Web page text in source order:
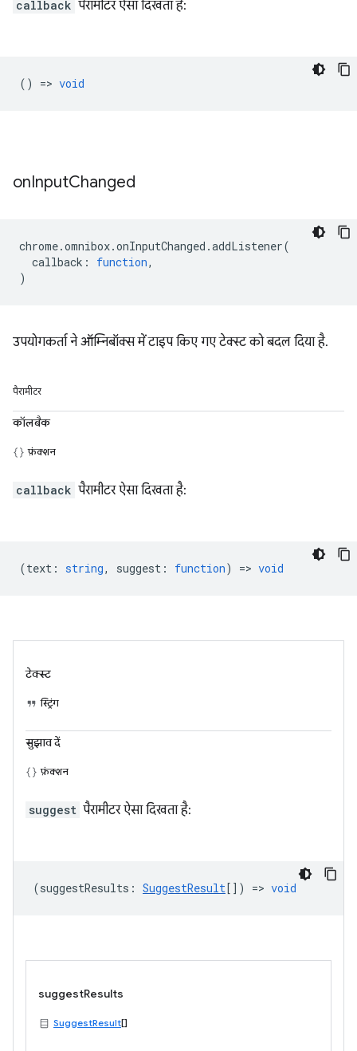
callback पैरामीटर ऐसा दिखता है:
() => void
onInputChanged
chrome.omnibox.onInputChanged .addListener(
callback : function,
)
उपयोगकर्ता ने ऑम्निबॉक्स में टाइप किए गए टेक्स्ट को बदल दिया है.
पैरामीटर
कॉलबैक
फ़ंक्शन
callback पैरामीटर ऐसा दिखता है:
(text : string, suggest : function) => void
टेक्स्ट
स्ट्रिंग
सुझाव दें
फ़ंक्शन
suggest पैरामीटर ऐसा दिखता है:
(suggestResults : SuggestResult[]) => void
suggestResults
SuggestResult[]